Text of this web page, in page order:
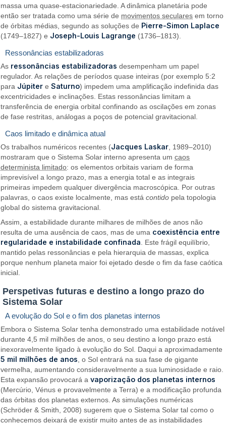
massa uma quase-estacionariedade. A dinâmica planetária pode
então ser tratada como uma série de movimentos seculares em torno
de órbitas médias, segundo as soluções de Pierre-Simon Laplace
(1749–1827) e Joseph-Louis Lagrange (1736–1813).
Ressonâncias estabilizadoras
As ressonâncias estabilizadoras desempenham um papel
regulador. As relações de períodos quase inteiras (por exemplo 5:2
para Júpiter eSaturno) impedem uma amplificação indefinida das
excentricidades e inclinações. Estas ressonâncias limitam a
transferência de energia orbital confinando as oscilações em zonas
de fase restritas, análogas a poços de potencial gravitacional.
Caos limitado e dinâmica atual
Os trabalhos numéricos recentes (Jacques Laskar , 1989–2010)
mostraram que o Sistema Solar interno apresenta umcaos
determinista limitado: os elementos orbitais variam de forma
imprevisível a longo prazo, mas a energia total e as integrais
primeiras impedem qualquer divergência macroscópica. Por outras
palavras, o caos existe localmente, mas estácontido pela topologia
global do sistema gravitacional.
Assim, a estabilidade durante milhares de milhões de anos não
resulta de uma ausência de caos, mas de uma coexistência entre
regularidade e instabilidade confinada . Este frágil equilíbrio,
mantido pelas ressonâncias e pela hierarquia de massas, explica
porque nenhum planeta maior foi ejetado desde o fim da fase caótica
inicial.
Perspetivas futuras e destino a longo prazo do
Sistema Solar
A evolução do Sol e o fim dos planetas internos
Embora o Sistema Solar tenha demonstrado uma estabilidade notável
durante 4,5 mil milhões de anos, o seu destino a longo prazo está
inexoravelmente ligado à evolução do Sol. Daqui a aproximadamente
5 mil milhões de anos , o Sol entrará na sua fase de gigante
vermelha, aumentando consideravelmente a sua luminosidade e raio.
Esta expansão provocará avaporização dos planetas internos
(Mercúrio, Vénus e provavelmente a Terra) e a modificação profunda
das órbitas dos planetas externos. As simulações numéricas
(Schröder & Smith, 2008) sugerem que o Sistema Solar tal como o
conhecemos deixará de existir muito antes de as instabilidades